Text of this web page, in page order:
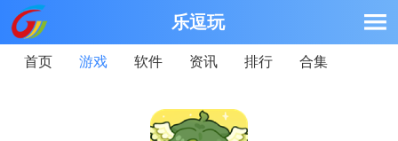
乐逗玩
首页 游戏 软件 资讯 排行 合集